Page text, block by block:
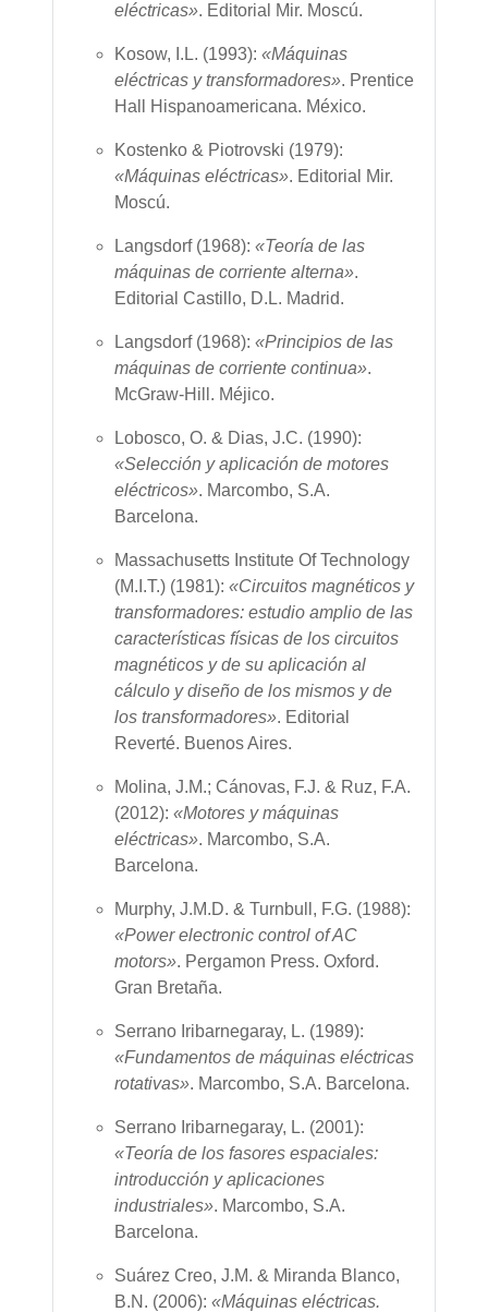
eléctricas». Editorial Mir. Moscú.
Kosow, I.L. (1993): «Máquinas
eléctricas y transformadores». Prentice
Hall Hispanoamericana. México.
Kostenko & Piotrovski (1979):
«Máquinas eléctricas». Editorial Mir.
Moscú.
Langsdorf (1968): «Teoría de las
máquinas de corriente alterna».
Editorial Castillo, D.L. Madrid.
Langsdorf (1968): «Principios de las
máquinas de corriente continua».
McGraw-Hill. Méjico.
Lobosco, O. & Dias, J.C. (1990):
«Selección y aplicación de motores
eléctricos». Marcombo, S.A.
Barcelona.
Massachusetts Institute Of Technology
(M.I.T.) (1981): «Circuitos magnéticos y
transformadores: estudio amplio de las
características físicas de los circuitos
magnéticos y de su aplicación al
cálculo y diseño de los mismos y de
los transformadores». Editorial
Reverté. Buenos Aires.
Molina, J.M.; Cánovas, F.J. & Ruz, F.A.
(2012): «Motores y máquinas
eléctricas». Marcombo, S.A.
Barcelona.
Murphy, J.M.D. & Turnbull, F.G. (1988):
«Power electronic control of AC
motors». Pergamon Press. Oxford.
Gran Bretaña.
Serrano Iribarnegaray, L. (1989):
«Fundamentos de máquinas eléctricas
rotativas». Marcombo, S.A. Barcelona.
Serrano Iribarnegaray, L. (2001):
«Teoría de los fasores espaciales:
introducción y aplicaciones
industriales». Marcombo, S.A.
Barcelona.
Suárez Creo, J.M. & Miranda Blanco,
B.N. (2006): «Máquinas eléctricas.